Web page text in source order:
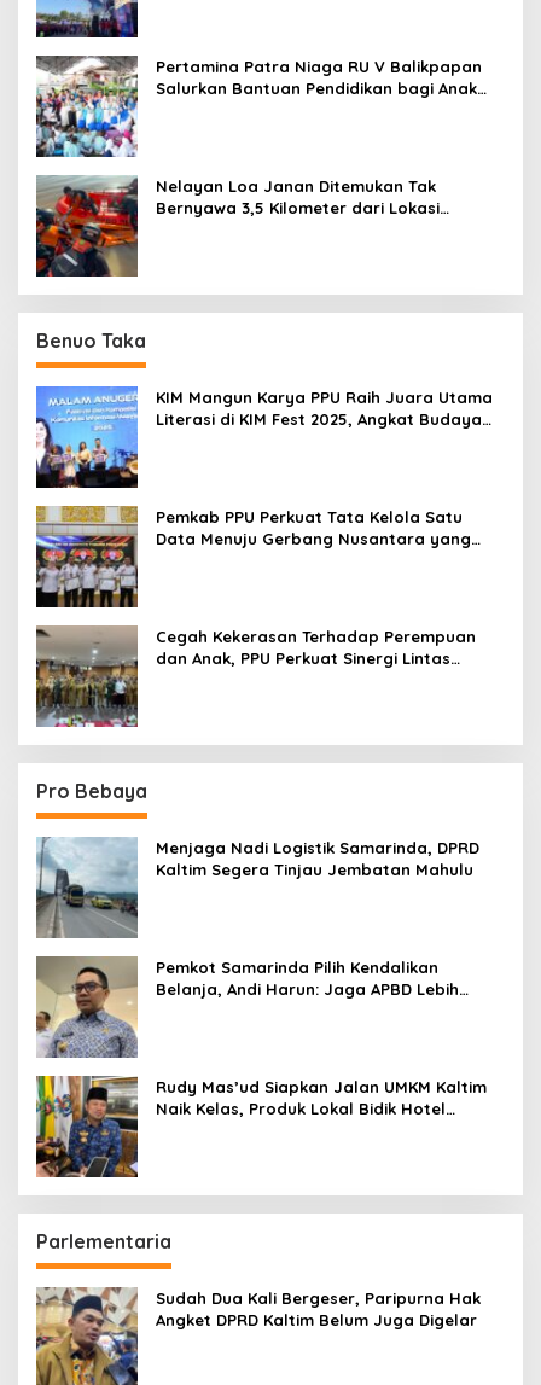
Pertamina Patra Niaga RU V Balikpapan
Salurkan Bantuan Pendidikan bagi Anak
Nelayan Loa Janan Ditemukan Tak
Bernyawa 3,5 Kilometer dari Lokasi
Benuo Taka
KIM Mangun Karya PPU Raih Juara Utama
Literasi di KIM Fest 2025, Angkat Budaya
Pemkab PPU Perkuat Tata Kelola Satu
Data Menuju Gerbang Nusantara yang
Cegah Kekerasan Terhadap Perempuan
dan Anak, PPU Perkuat Sinergi Lintas
Pro Bebaya
Menjaga Nadi Logistik Samarinda, DPRD
Kaltim Segera Tinjau Jembatan Mahulu
Pemkot Samarinda Pilih Kendalikan
Belanja, Andi Harun: Jaga APBD Lebih
Rudy Mas’ud Siapkan Jalan UMKM Kaltim
Naik Kelas, Produk Lokal Bidik Hotel
Parlementaria
Sudah Dua Kali Bergeser, Paripurna Hak
Angket DPRD Kaltim Belum Juga Digelar